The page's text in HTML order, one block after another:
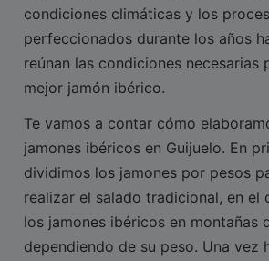
condiciones climáticas y los
perfeccionados durante los años
reúnan las condiciones necesarias
mejor jamón ibérico.
Te vamos a contar cómo
jamones ibéricos en Guijuelo. En
dividimos los jamones por pesos
realizar el salado tradicional, en el
los jamones ibéricos en montañas
dependiendo de su peso. Una vez